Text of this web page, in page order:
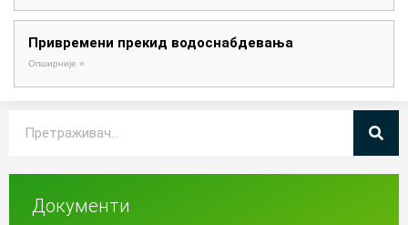
Привремени прекид водоснабдевања
Опширније »
Документи